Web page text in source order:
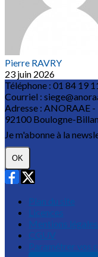
Pierre RAVRY
23 juin 2026
Téléphone : 01 84 19
Courriel :
Adresse : ANORAAE
92100 Boulogne-
Je m'abonne à la
OK
Plan du site
Licences
Mentions légales
CGUV
Paramétrer vos